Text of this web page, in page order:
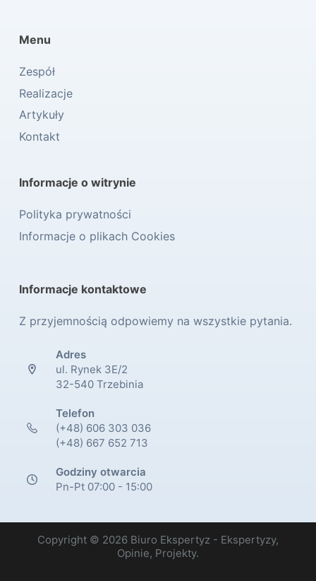
Menu
Zespół
Realizacje
Artykuły
Kontakt
Informacje o witrynie
Polityka prywatności
Informacje o plikach Cookies
Informacje kontaktowe
Z przyjemnością odpowiemy na wszystkie pytania.
Adres
ul. Rynek 3E/2
32-540 Trzebinia
Telefon
(+48) 606 303 036
(+48) 667 652 713
Godziny otwarcia
Pn-Pt 07:00 - 15:00
Copyright © 2026 Biuro Ekspertyz - Ekspertyzy,
Opinie, Projekty.